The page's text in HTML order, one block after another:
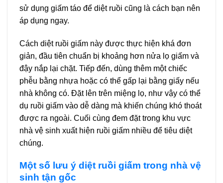
sử dụng giấm táo để diệt ruồi cũng là cách bạn nên
áp dụng ngay.
Cách diệt ruồi giấm này được thực hiện khá đơn
giản, đầu tiên chuẩn bị khoảng hơn nửa lọ giấm và
đậy nắp lại chặt. Tiếp đến, dùng thêm một chiếc
phễu bằng nhựa hoặc có thể gấp lại bằng giấy nếu
nhà không có. Đặt lên trên miệng lọ, như vậy có thể
dụ ruồi giấm vào dễ dàng mà khiến chúng khó thoát
được ra ngoài. Cuối cùng đem đặt trong khu vực
nhà vệ sinh xuất hiện ruồi giấm nhiều để tiêu diệt
chúng.
Một số lưu ý diệt ruồi giấm trong nhà vệ
sinh tận gốc